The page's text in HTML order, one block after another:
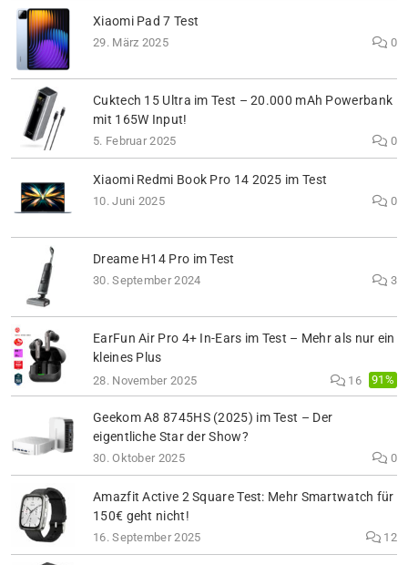
Xiaomi Pad 7 Test
29. März 2025 0
Cuktech 15 Ultra im Test – 20.000 mAh Powerbank
mit 165W Input!
5. Februar 2025 0
Xiaomi Redmi Book Pro 14 2025 im Test
10. Juni 2025 0
Dreame H14 Pro im Test
30. September 2024 3
EarFun Air Pro 4+ In-Ears im Test – Mehr als nur ein
kleines Plus
28. November 2025 16 91%
Geekom A8 8745HS (2025) im Test – Der
eigentliche Star der Show?
30. Oktober 2025 0
Amazfit Active 2 Square Test: Mehr Smartwatch für
150€ geht nicht!
16. September 2025 12